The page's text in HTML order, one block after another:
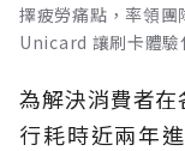
擇疲勞痛點，率領
Unicard 讓刷卡體驗
為解決消費者
行耗時近兩年